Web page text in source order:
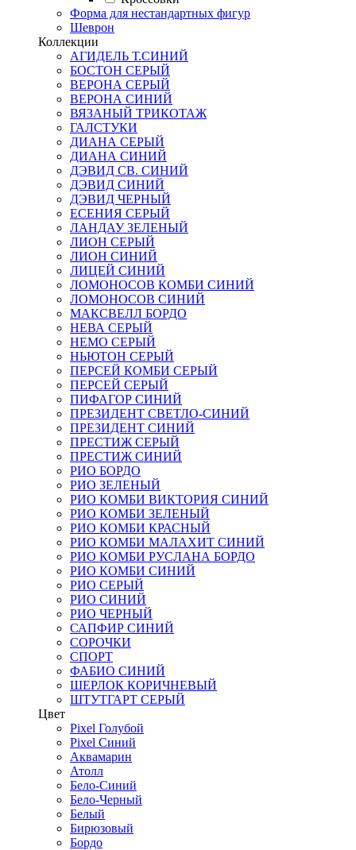
Форма для нестандартных фигур
Шеврон
Коллекции
АГИДЕЛЬ Т.СИНИЙ
БОСТОН СЕРЫЙ
ВЕРОНА СЕРЫЙ
ВЕРОНА СИНИЙ
ВЯЗАНЫЙ ТРИКОТАЖ
ГАЛСТУКИ
ДИАНА СЕРЫЙ
ДИАНА СИНИЙ
ДЭВИД СВ. СИНИЙ
ДЭВИД СИНИЙ
ДЭВИД ЧЕРНЫЙ
ЕСЕНИЯ СЕРЫЙ
ЛАНДАУ ЗЕЛЕНЫЙ
ЛИОН СЕРЫЙ
ЛИОН СИНИЙ
ЛИЦЕЙ СИНИЙ
ЛОМОНОСОВ КОМБИ СИНИЙ
ЛОМОНОСОВ СИНИЙ
МАКСВЕЛЛ БОРДО
НЕВА СЕРЫЙ
НЕМО СЕРЫЙ
НЬЮТОН СЕРЫЙ
ПЕРСЕЙ КОМБИ СЕРЫЙ
ПЕРСЕЙ СЕРЫЙ
ПИФАГОР СИНИЙ
ПРЕЗИДЕНТ СВЕТЛО-СИНИЙ
ПРЕЗИДЕНТ СИНИЙ
ПРЕСТИЖ СЕРЫЙ
ПРЕСТИЖ СИНИЙ
РИО БОРДО
РИО ЗЕЛЕНЫЙ
РИО КОМБИ ВИКТОРИЯ СИНИЙ
РИО КОМБИ ЗЕЛЕНЫЙ
РИО КОМБИ КРАСНЫЙ
РИО КОМБИ МАЛАХИТ СИНИЙ
РИО КОМБИ РУСЛАНА БОРДО
РИО КОМБИ СИНИЙ
РИО СЕРЫЙ
РИО СИНИЙ
РИО ЧЕРНЫЙ
САПФИР СИНИЙ
СОРОЧКИ
СПОРТ
ФАБИО СИНИЙ
ШЕРЛОК КОРИЧНЕВЫЙ
ШТУТГАРТ СЕРЫЙ
Цвет
Pixel Голубой
Pixel Синий
Аквамарин
Атолл
Бело-Синий
Бело-Черный
Белый
Бирюзовый
Бордо